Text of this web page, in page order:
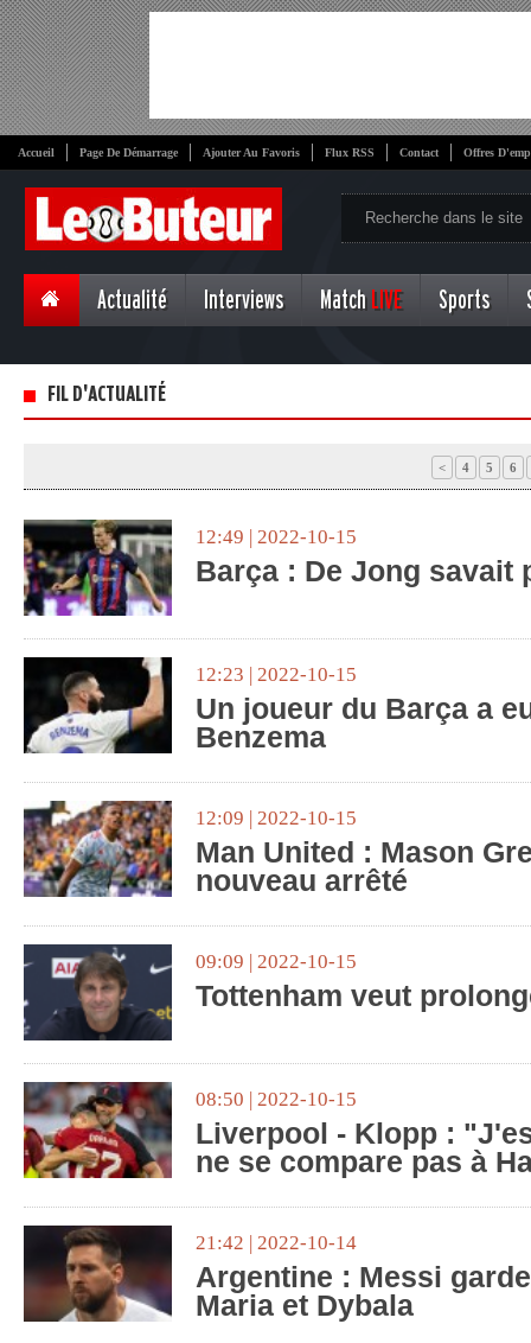
Accueil Page De Démarrage Ajouter Au Favoris Flux RSS Contact Offres
Actualité Interviews Match LIVE Sports
FIL D'ACTUALITÉ
< 4 5 6
12:49 | 2022-10-15
Barça : De Jong savait
12:23 | 2022-10-15
Un joueur du Barça a
Benzema
12:09 | 2022-10-15
Man United : Mason
nouveau arrêté
09:09 | 2022-10-15
Tottenham veut
08:50 | 2022-10-15
Liverpool - Klopp :
ne se compare pas à
21:42 | 2022-10-14
Argentine : Messi
Maria et Dybala